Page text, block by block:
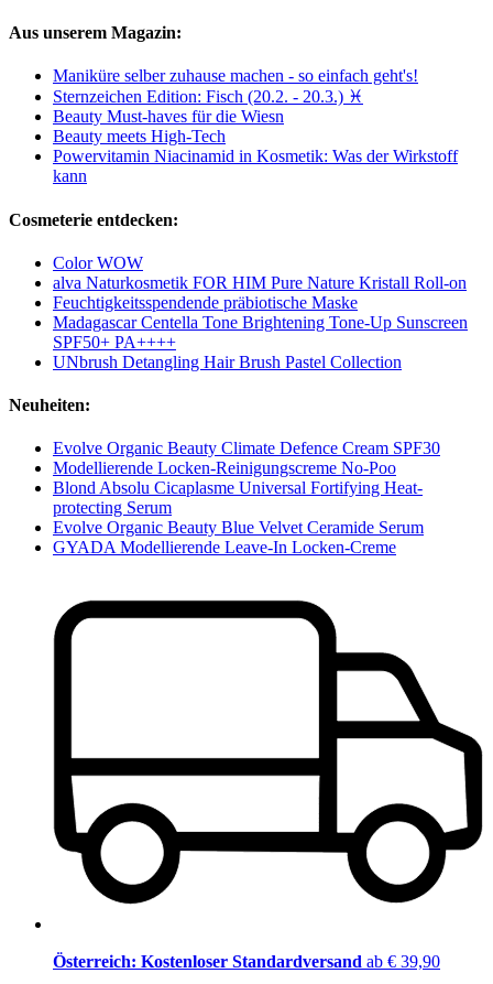
Aus unserem Magazin:
Maniküre selber zuhause machen - so einfach geht's!
Sternzeichen Edition: Fisch (20.2. - 20.3.) ♓
Beauty Must-haves für die Wiesn
Beauty meets High-Tech
Powervitamin Niacinamid in Kosmetik: Was der Wirkstoff
kann
Cosmeterie entdecken:
Color WOW
alva Naturkosmetik FOR HIM Pure Nature Kristall Roll-on
Feuchtigkeitsspendende präbiotische Maske
Madagascar Centella Tone Brightening Tone-Up Sunscreen
SPF50+ PA++++
UNbrush Detangling Hair Brush Pastel Collection
Neuheiten:
Evolve Organic Beauty Climate Defence Cream SPF30
Modellierende Locken-Reinigungscreme No-Poo
Blond Absolu Cicaplasme Universal Fortifying Heat-
protecting Serum
Evolve Organic Beauty Blue Velvet Ceramide Serum
GYADA Modellierende Leave-In Locken-Creme
Österreich: Kostenloser Standardversand ab € 39,90